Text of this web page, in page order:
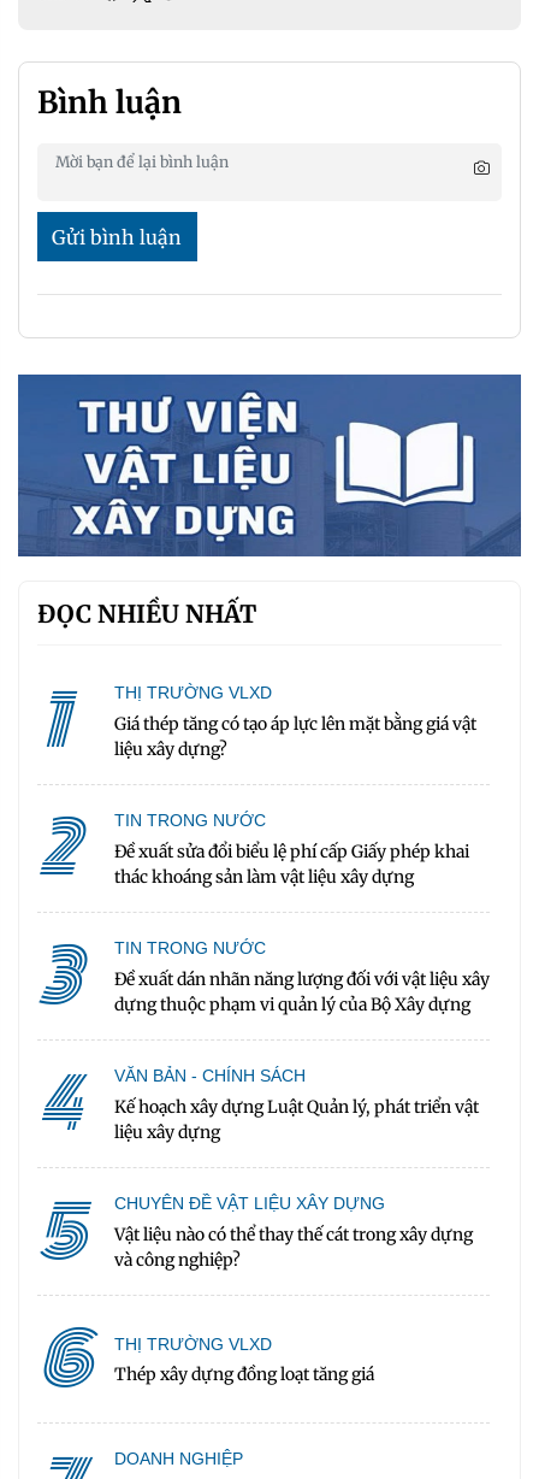
Bình luận
Gửi bình luận
ĐỌC NHIỀU NHẤT
1 THỊ TRƯỜNG VLXD
Giá thép tăng có tạo áp lực lên mặt bằng giá vật
liệu xây dựng?
2 TIN TRONG NƯỚC
Đề xuất sửa đổi biểu lệ phí cấp Giấy phép khai
thác khoáng sản làm vật liệu xây dựng
3 TIN TRONG NƯỚC
Đề xuất dán nhãn năng lượng đối với vật liệu xây
dựng thuộc phạm vi quản lý của Bộ Xây dựng
4 VĂN BẢN - CHÍNH SÁCH
Kế hoạch xây dựng Luật Quản lý, phát triển vật
liệu xây dựng
5 CHUYÊN ĐỀ VẬT LIỆU XÂY DỰNG
Vật liệu nào có thể thay thế cát trong xây dựng
và công nghiệp?
6 THỊ TRƯỜNG VLXD
Thép xây dựng đồng loạt tăng giá
DOANH NGHIỆP